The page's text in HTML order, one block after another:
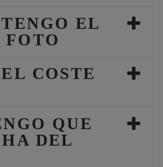
EL
FOTO
COSTE
QUE
DEL